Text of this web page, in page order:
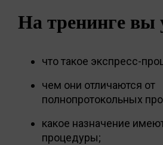
На тренинге вы
что такое экспресс-
чем они отличаются от
полнопротокольных
какое назначение
процедуры;